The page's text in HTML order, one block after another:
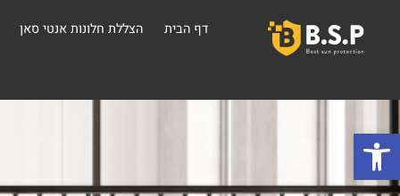
פתח סרגל נגישות
דף הבית הצללת חלונות אנטי סאן